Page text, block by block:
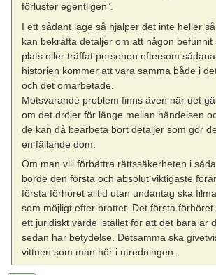
förluster egentligen”.
I ett sådant läge så hjälper det inte heller
kan bekräfta detaljer om att någon befunnit
plats eller träffat personen eftersom
historien kommer att vara samma både i
och det omarbetade.
Motsvarande problem finns även när det
om det dröjer för länge mellan händelsen
de kan då bearbeta bort detaljer som gör
en fällande dom.
Om man vill förbättra rättssäkerheten i
borde den första och absolut viktigaste
första förhöret alltid utan undantag ska
som möjligt efter brottet. Det första
ett juridiskt värde istället för att det bara är
sedan har betydelse. Detsamma ska
vittnen som man hör i utredningen.